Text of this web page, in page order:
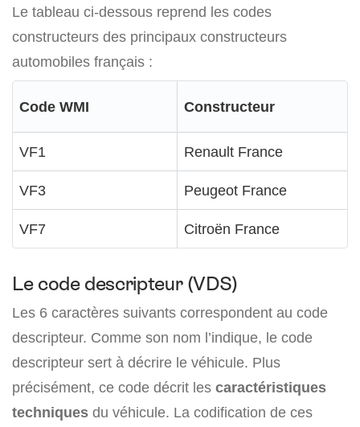
Le tableau ci-dessous reprend les codes
constructeurs des principaux constructeurs
automobiles français :
Code WMI Constructeur
VF1 Renault France
VF3 Peugeot France
VF7 Citroën France
Le code descripteur (VDS)
Les 6 caractères suivants correspondent au code
descripteur. Comme son nom l’indique, le code
descripteur sert à décrire le véhicule. Plus
précisément, ce code décrit les caractéristiques
techniques du véhicule. La codification de ces